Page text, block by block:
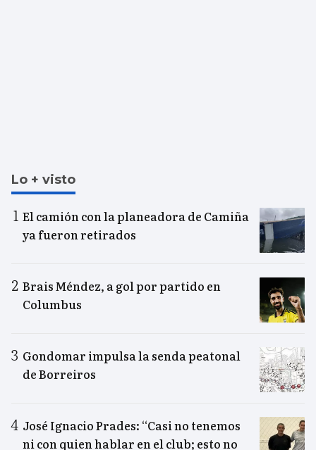
Lo + visto
El camión con la planeadora de Camiña
ya fueron retirados
Brais Méndez, a gol por partido en
Columbus
Gondomar impulsa la senda peatonal
de Borreiros
José Ignacio Prades: “Casi no tenemos
ni con quien hablar en el club; esto no